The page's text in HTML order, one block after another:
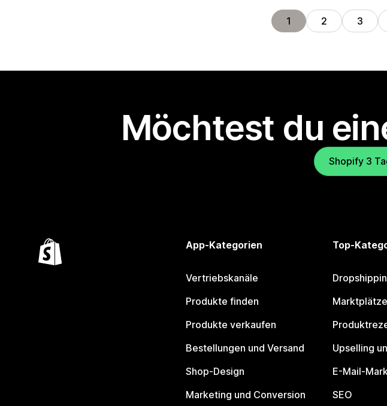
1 2 3
Möchtest du
Shopify 3
App-Kategorien
Vertriebskanäle
Produkte finden
Produkte verkaufen
Bestellungen und Versand
Shop-Design
Marketing und Conversion
Top-
Marktplätze
Upselling
E-Mail-
SEO